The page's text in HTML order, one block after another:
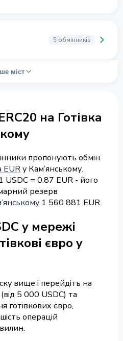
5 обмінників
міст
на Готівка
пропонують обмін
EURу Кам’янському.
= 0.87 EUR - його
резерв
1 560 881 EUR.
у мережі
євро у
вище і перейдіть на
5 000 USDC) та
готівкових євро,
операцій